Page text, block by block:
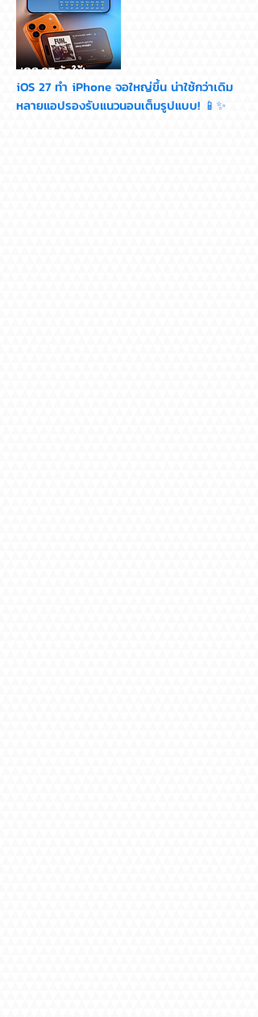
iOS 27 ทำ iPhone จอใหญ่ขึ้น น่าใช้กว่าเดิม
หลายแอปรองรับแนวนอนเต็มรูปแบบ! 📱✨